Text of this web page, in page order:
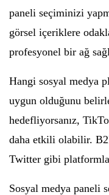
paneli seçiminizi
görsel içeriklere
profesyonel bir ağ
Hangi sosyal medya
uygun olduğunu
hedefliyorsanız,
daha etkili olabilir.
Twitter gibi
Sosyal medya paneli